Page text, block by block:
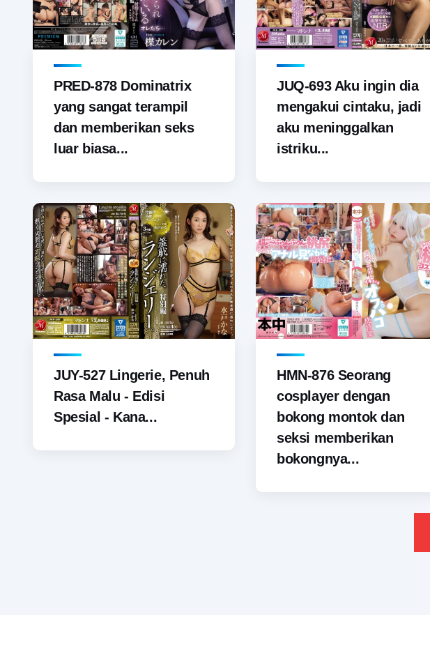
PRED-878 Dominatrix
yang sangat terampil
dan memberikan seks
luar biasa...
JUQ-693 Aku ingin dia
mengakui cintaku, jadi
aku meninggalkan
istriku...
JUY-527 Lingerie, Penuh
Rasa Malu - Edisi
Spesial - Kana...
HMN-876 Seorang
cosplayer dengan
bokong montok dan
seksi memberikan
bokongnya...